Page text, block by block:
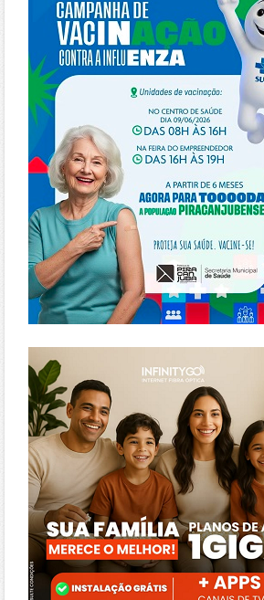
https://www.infinitygo.com.br/